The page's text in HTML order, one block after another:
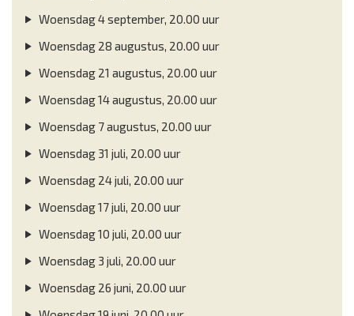
Woensdag 4 september, 20.00 uur
Woensdag 28 augustus, 20.00 uur
Woensdag 21 augustus, 20.00 uur
Woensdag 14 augustus, 20.00 uur
Woensdag 7 augustus, 20.00 uur
Woensdag 31 juli, 20.00 uur
Woensdag 24 juli, 20.00 uur
Woensdag 17 juli, 20.00 uur
Woensdag 10 juli, 20.00 uur
Woensdag 3 juli, 20.00 uur
Woensdag 26 juni, 20.00 uur